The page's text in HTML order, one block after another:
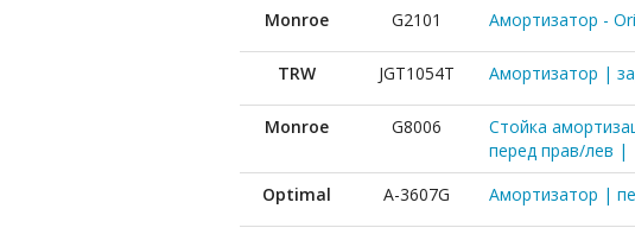
Monroe G2101 Амортизатор -
TRW JGT1054T Амортизатор |
Monroe G8006
Стойка
перед прав/лев |
Optimal A-3607G Амортизатор |